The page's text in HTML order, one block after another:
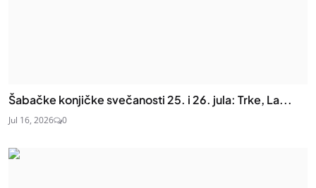
Šabačke konjičke svečanosti 25. i 26. jula: Trke, La...
Jul 16, 2026 0